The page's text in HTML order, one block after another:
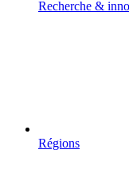
Recherche &
Régions